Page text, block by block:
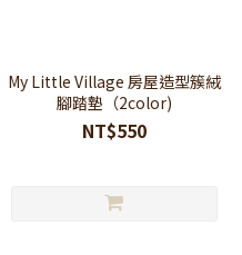
My Little Village 房屋造型簇絨
腳踏墊（2color)
NT$550